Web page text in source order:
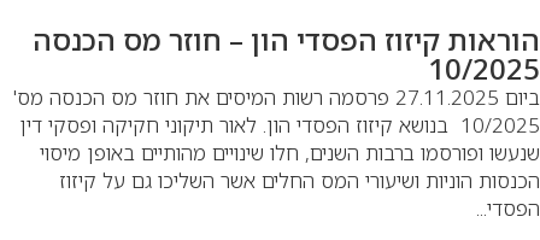
קיזוז הפסדי הון – חוזר מס הכנסה
10/
ביום 27.11.2025 פרסמה רשות המיסים את חוזר מס הכנסה מס'
10/2025 בנושא קיזוז הפסדי הון. לאור תיקוני חקיקה ופסקי דין
ופורסמו ברבות השנים, חלו שינויים מהותיים באופן מיסוי
הוניות ושיעורי המס החלים אשר השליכו גם על קיזוז